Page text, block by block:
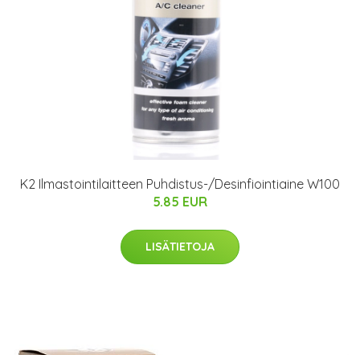
K2 Ilmastointilaitteen Puhdistus-/Desinfiointiaine W100
5.85 EUR
LISÄTIETOJA